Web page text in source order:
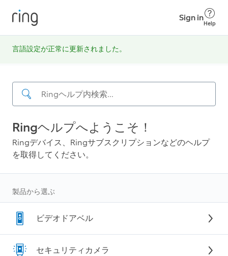
Sign in
Help
言語‍設定が正常に更新‍されました。
Ringヘルプへようこそ！
Ringデバイス、Ringサブスクリプションなどのヘルプ
を取得してください。
製品から選ぶ
ビデオドアベル
セキュリティカメラ